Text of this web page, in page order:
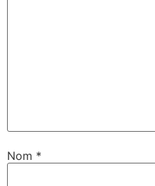
Nom *